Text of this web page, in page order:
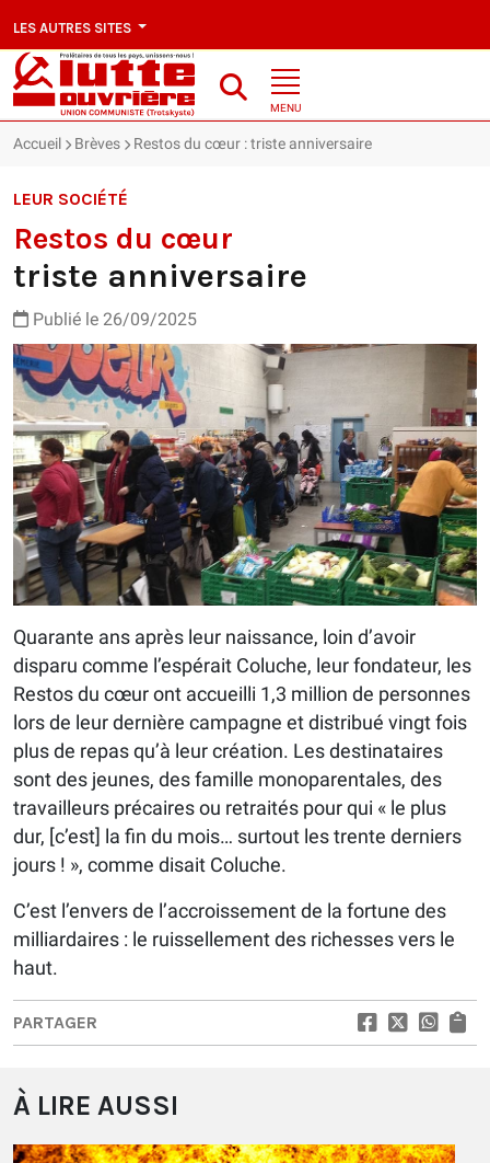
LES AUTRES SITES
MENU
Accueil Brèves Restos du cœur : triste anniversaire
LEUR SOCIÉTÉ
Restos du cœur
triste anniversaire
Publié le 26/09/2025
Quarante ans après leur naissance, loin d’avoir
disparu comme l’espérait Coluche, leur fondateur, les
Restos du cœur ont accueilli 1,3 million de personnes
lors de leur dernière campagne et distribué vingt fois
plus de repas qu’à leur création. Les destinataires
sont des jeunes, des famille monoparentales, des
travailleurs précaires ou retraités pour qui « le plus
dur, [c’est] la fin du mois… surtout les trente derniers
jours ! », comme disait Coluche.
C’est l’envers de l’accroissement de la fortune des
milliardaires : le ruissellement des richesses vers le
haut.
PARTAGER
À LIRE AUSSI